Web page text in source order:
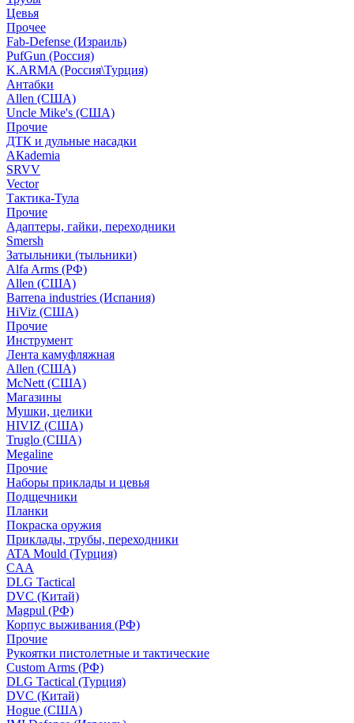
Цевья
Прочее
Fab-Defense (Израиль)
PufGun (Россия)
K.ARMA (Россия\Турция)
Антабки
Allen (США)
Uncle Mike's (США)
Прочие
ДТК и дульные насадки
АКademia
SRVV
Vector
Тактика-Тула
Прочие
Адаптеры, гайки, переходники
Smersh
Затыльники (тыльники)
Alfa Arms (РФ)
Allen (США)
Barrena industries (Испания)
HiViz (США)
Прочие
Инструмент
Лента камуфляжная
Allen (США)
McNett (США)
Магазины
Мушки, целики
HIVIZ (США)
Truglo (США)
Megaline
Прочие
Наборы приклады и цевья
Подщечники
Планки
Покраска оружия
Приклады, трубы, переходники
ATA Mould (Турция)
CAA
DLG Tactical
DVC (Китай)
Magpul (РФ)
Корпус выживания (РФ)
Прочие
Рукоятки пистолетные и тактические
Custom Arms (РФ)
DLG Tactical (Турция)
DVC (Китай)
Hogue (США)